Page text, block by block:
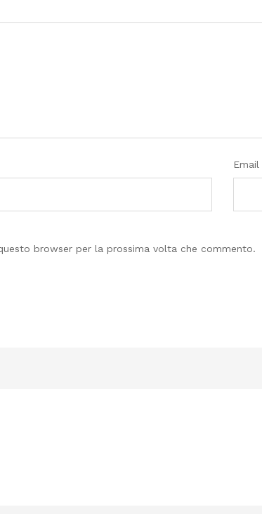
Email
browser per la prossima volta che commento.